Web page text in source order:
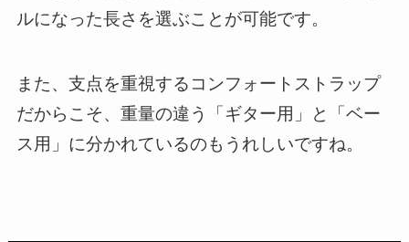
ルになった長さを選ぶことが可能です。
また、支点を重視するコンフォートストラップ
だからこそ、重量の違う「ギター用」と「ベー
ス用」に分かれているのもうれしいですね。